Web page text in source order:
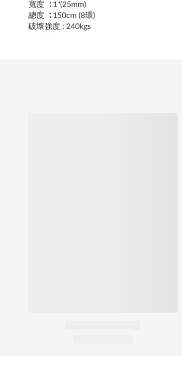
寬度 ∶ 1''(25mm)
總度 ∶ 150cm (8環)
破壞強度 : 240kgs